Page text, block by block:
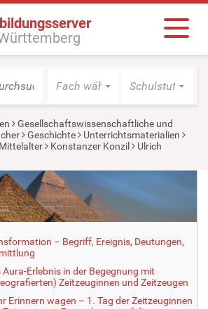
Fach wählen Schulstufe
Gesellschaftswissenschaftliche und
Geschichte
Unterrichtsmaterialien
Mittelalter Konstanzer Konzil
Ulrich
– Begriff, Ereignis, Deutungen,
Aura-Erlebnis in der Begegnung mit
Zeitzeuginnen und Zeitzeugen
Erinnern wagen – 1. Tag der Zeitzeuginnen